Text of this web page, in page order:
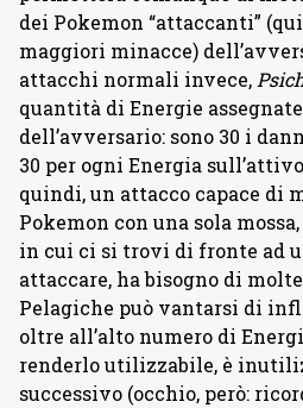
dei Pokemon “attaccanti”
maggiori minacce)
attacchi normali invece,
quantità di Energie
dell’avversario: sono 30 i
30 per ogni Energia
quindi, un attacco capace di
Pokemon con una sola
in cui ci si trovi di fronte ad
attaccare, ha bisogno di
Pelagiche può vantarsi di
oltre all’alto numero di
renderlo utilizzabile, è
successivo (occhio, però: